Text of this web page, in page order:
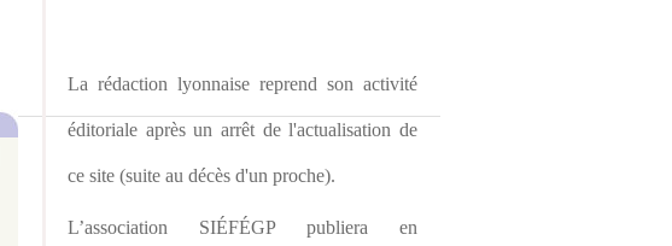
La rédaction lyonnaise reprend son activité
éditoriale après un arrêt de l'actualisation de
ce site (suite au décès d'un proche).
L’association SIÉFÉGP publiera en